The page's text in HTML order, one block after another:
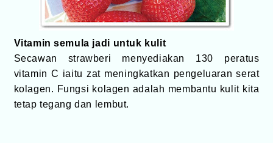
Vitamin semula jadi untuk kulit
Secawan strawberi menyediakan 130 peratus
vitamin C iaitu zat meningkatkan pengeluaran serat
kolagen. Fungsi kolagen adalah membantu kulit kita
tetap tegang dan lembut.